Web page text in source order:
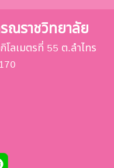
ณราชวิทยาลัย
ลเมตรที่ 55 ต.ลำไทร